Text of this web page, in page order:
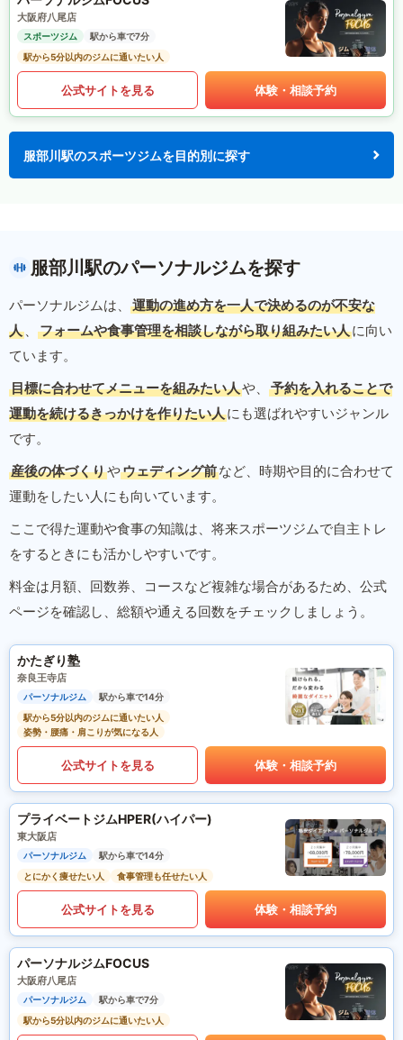
大阪府八尾店
スポーツジム
駅から車で7分
駅から5分以内のジムに通いたい人
公式サイトを見る 体験・相談予約
服部川駅のスポーツジムを目的別に探す
服部川駅のパーソナルジムを探す
パーソナルジムは、
運動の進め方を一人で決めるのが不安な
人 、 フォームや食事管理を相談しながら取り組みたい人に向い
ています。
目標に合わせてメニューを組みたい人や、
予約を入れることで
運動を続けるきっかけを作りたい人にも選ばれやすいジャンル
です。
産後の体づくりやウェディング前など、時期や目的に合わせて
運動をしたい人にも向いています。
ここで得た運動や食事の知識は、将来スポーツジムで自主トレ
をするときにも活かしやすいです。
料金は月額、回数券、コースなど複雑な場合があるため、公式
ページを確認し、総額や通える回数をチェックしましょう。
かたぎり塾
奈良王寺店
パーソナルジム
駅から車で14分
駅から5分以内のジムに通いたい人
姿勢・腰痛・肩こりが気になる人
公式サイトを見る 体験・相談予約
プライベートジムHPER(ハイパー)
東大阪店
パーソナルジム
駅から車で14分
とにかく痩せたい人
食事管理も任せたい人
公式サイトを見る 体験・相談予約
パーソナルジムFOCUS
大阪府八尾店
パーソナルジム
駅から車で7分
駅から5分以内のジムに通いたい人